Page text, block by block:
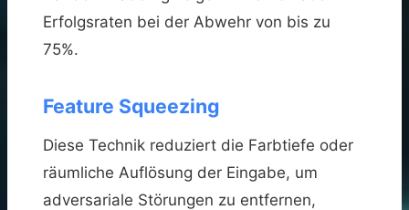
Erfolgsraten bei der Abwehr von bis zu
75%.
Feature Squeezing
Diese Technik reduziert die Farbtiefe oder
räumliche Auflösung der Eingabe, um
adversariale Störungen zu entfernen,